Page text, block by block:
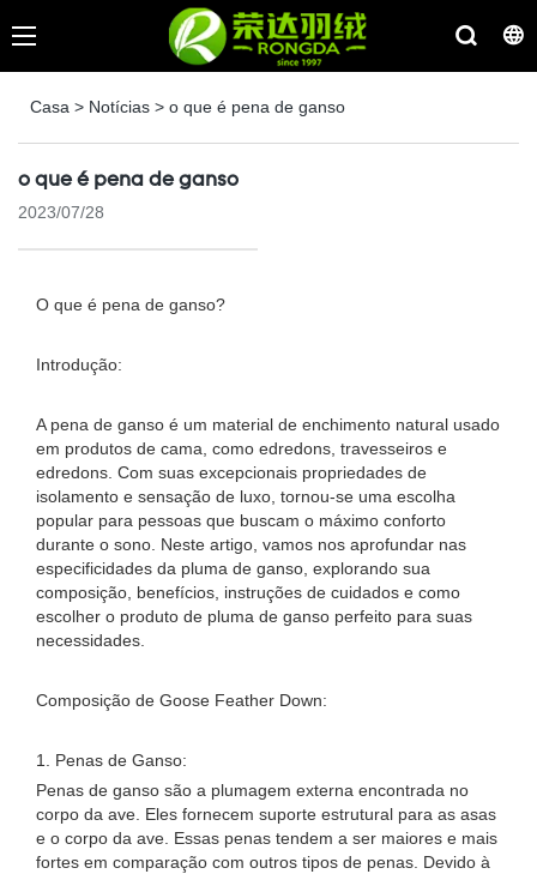
Casa > Notícias > o que é pena de ganso
o que é pena de ganso
2023/07/28
O que é pena de ganso?
Introdução:
A pena de ganso é um material de enchimento natural usado
em produtos de cama, como edredons, travesseiros e
edredons. Com suas excepcionais propriedades de
isolamento e sensação de luxo, tornou-se uma escolha
popular para pessoas que buscam o máximo conforto
durante o sono. Neste artigo, vamos nos aprofundar nas
especificidades da pluma de ganso, explorando sua
composição, benefícios, instruções de cuidados e como
escolher o produto de pluma de ganso perfeito para suas
necessidades.
Composição de Goose Feather Down:
1. Penas de Ganso:
Penas de ganso são a plumagem externa encontrada no
corpo da ave. Eles fornecem suporte estrutural para as asas
e o corpo da ave. Essas penas tendem a ser maiores e mais
fortes em comparação com outros tipos de penas. Devido à